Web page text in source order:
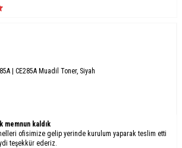
| CE285A Muadil Toner, Siyah
kaldık
ofisimize gelip yerinde kurulum yaparak teslim etti
teşekkür ederiz.